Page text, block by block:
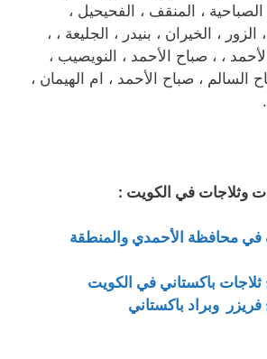
، المنقف ، الفحيحيل ،
، الخيران ، بنيدر ، الجليعة ، ،
، ، صباح الأحمد ، النويصيب ،
السالم ، صباح الأحمد ، ام الهيمان ،
وثلاجات في الكويت :
في محافظة الأحمدي والمنطقة
باكستاني في الكويت
وبراد باكستاني